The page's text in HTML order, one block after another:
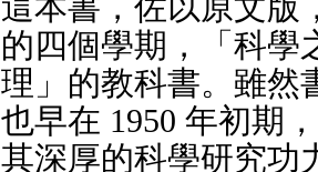
這本書，佐以原文版
的四個學期，「科學
理」的教科書。雖然
也早在 1950 年初期
其深厚的科學研究功